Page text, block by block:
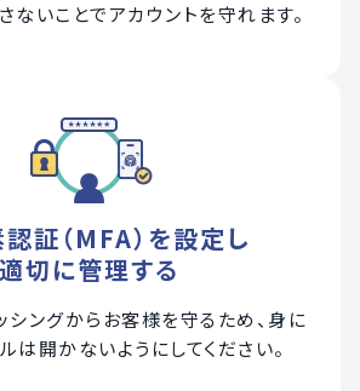
ないことでアカウントを守れます。
証（MFA）を設定し
適切に管理する
シングからお客様を守るため、身に
は開かないようにしてください。